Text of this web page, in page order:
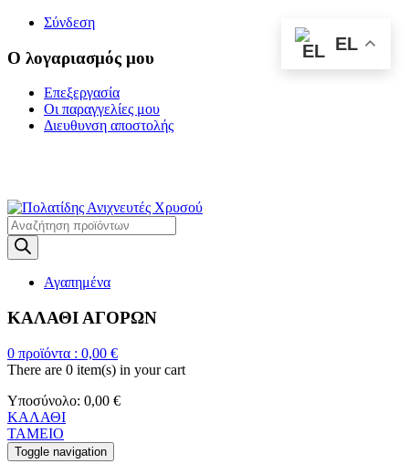
Σύνδεση
Ο λογαριασμός μου
Επεξεργασία
Οι παραγγελίες μου
Διευθυνση αποστολής
Products
search
Αγαπημένα
ΚΑΛΑΘΙ ΑΓΟΡΩΝ
0 προϊόντα : 0,00 €
There are 0 item(s) in your cart
Υποσύνολο: 0,00 €
ΚΑΛΑΘΙ
ΤΑΜΕΙΟ
Toggle navigation
EL